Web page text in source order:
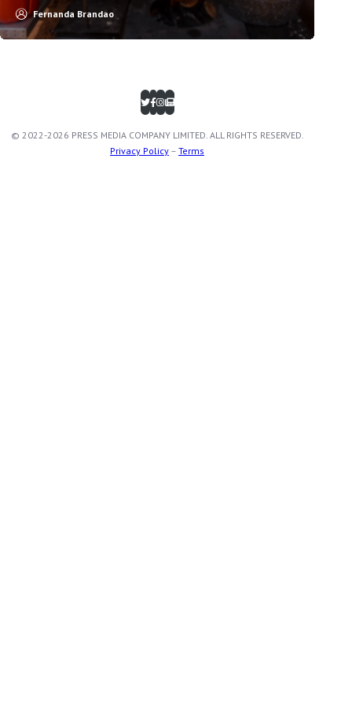
Fernanda Brandao
© 2022-2026 PRESS MEDIA COMPANY LIMITED. ALL RIGHTS RESERVED.
Privacy Policy – Terms